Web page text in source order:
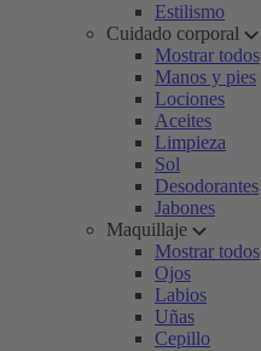
Estilismo
Cuidado corporal
Mostrar todos
Manos y pies
Lociones
Aceites
Limpieza
Sol
Desodorantes
Jabones
Maquillaje
Mostrar todos
Ojos
Labios
Uñas
Cepillo